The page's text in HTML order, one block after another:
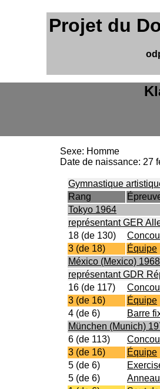
Projet du
Sexe: Homme
Date de naissance: 27
Gymnastique
Rang
Tokyo 1964
représentant GER
18 (de 130)
3 (de 18)
Équipe
México (Mexico) 1968
représentant GDR
16 (de 117)
3 (de 16)
Équipe
4 (de 6)
Barre
München (Munich)
6 (de 113)
3 (de 16)
Équipe
5 (de 6)
5 (de 6)